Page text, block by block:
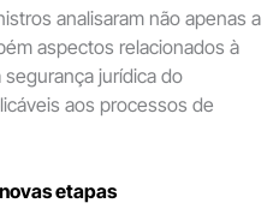
analisaram não apenas a
aspectos relacionados à
jurídica do
aos processos de
etapas